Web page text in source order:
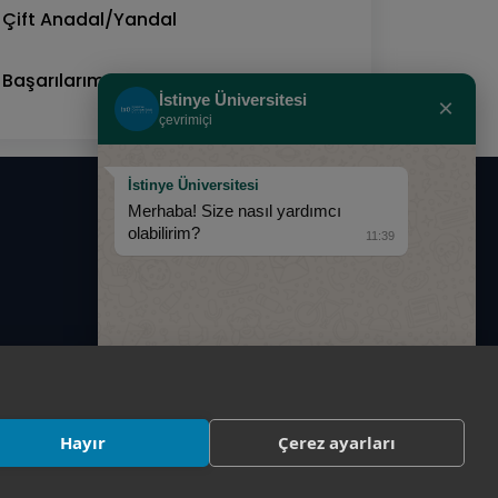
Hayır Çerez ayarları
Çift Anadal/Yandal
Başarılarımız
0850 283 60 00
İstinye Üniversitesi
çevrimiçi ×
İstinye Üniversitesi
Merhaba! Size nasıl yardımcı
olabilirim?
11:39